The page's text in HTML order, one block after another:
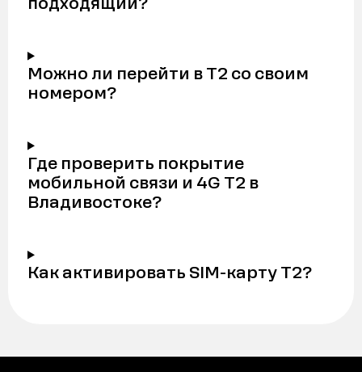
Можно ли перейти в Т2 со своим
номером?
Где проверить покрытие
мобильной связи и 4G Т2 в
Владивостоке?
Как активировать SIM-карту Т2?